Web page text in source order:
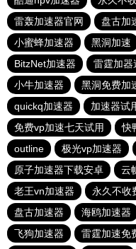
雷轰加速器官网
盘古加
小蜜蜂加速器
黑洞加速
BitzNet加速器
雷霆加器
小牛加速器
黑洞免费加
quickq加速器
加速器试
免费vp加速七天试用
快
outline
极光vp加速器
原子加速器下载安卓
云
老王vn加速器
永久不收
盘古加速器
海鸥加速器
飞狗加速器
雷霆加速免